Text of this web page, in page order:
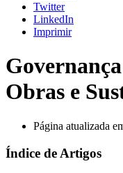
Twitter
LinkedIn
Imprimir
Obras e
Página atualizada
Índice de Artigos